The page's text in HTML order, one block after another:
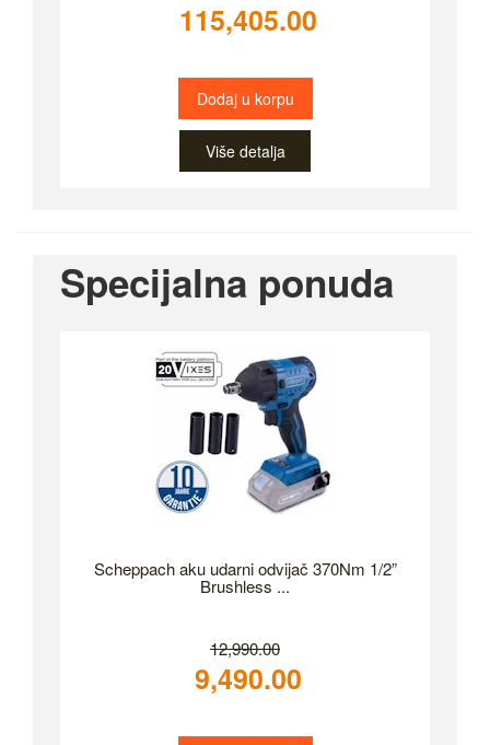
115,405.00
Dodaj u korpu
Više detalja
Specijalna ponuda
Scheppach aku udarni odvijač 370Nm 1/2”
Brushless ...
12,990.00
9,490.00